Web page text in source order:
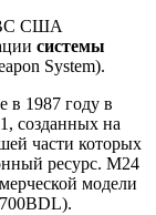
ВС США
системы
System).
в 1987 году в
созданных на
части которых
ресурс. М24
модели